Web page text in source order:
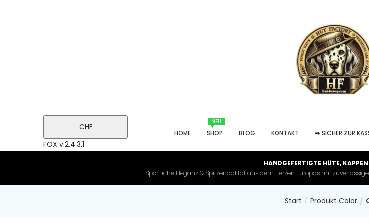
CHF
FOX v.2.4.3.1
HOME
NEU
SHOP BLOG KONTAKT ➡️ SICHER ZUR
HANDGEFERTIGTE HÜTE,
Sportliche Eleganz & Spitzenqalität aus dem Herzen Europas mit zuverlässiger
Start Produkt Color